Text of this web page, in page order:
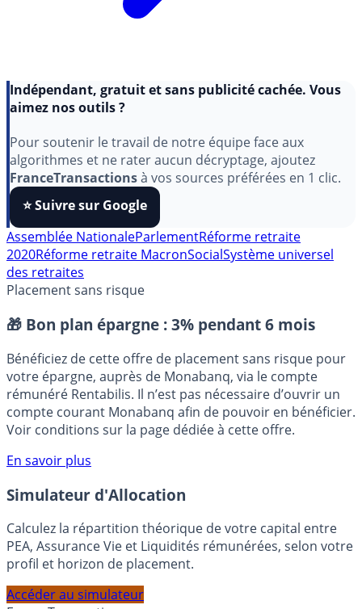
Indépendant, gratuit et sans publicité cachée. Vous
Pour soutenir le travail de notre équipe face aux
algorithmes et ne rater aucun décryptage, ajoutez
FranceTransactionsà vos sources préférées en 1 clic.
⭐️ Suivre sur Google
Assemblée NationaleParlementRéforme retraite
2020Réforme retraite Macron
des retraites
Placement sans risque
🎁 Bon plan épargne : 3% pendant 6 mois
Bénéficiez de cette offre de placement sans risque pour
votre épargne, auprès de Monabanq, via le compte
rémunéré Rentabilis. Il n’est pas nécessaire d’ouvrir un
compte courant Monabanq afin de pouvoir en bénéficier.
Voir conditions sur la page dédiée à cette offre.
En savoir plus
Simulateur d'Allocation
Calculez la répartition théorique de votre capital entre
PEA, Assurance Vie et Liquidités rémunérées, selon votre
profil et horizon de placement.